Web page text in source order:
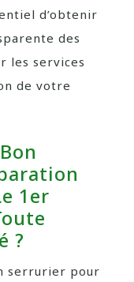
d’obtenir
des
les services
de votre
1er
?
serrurier pour